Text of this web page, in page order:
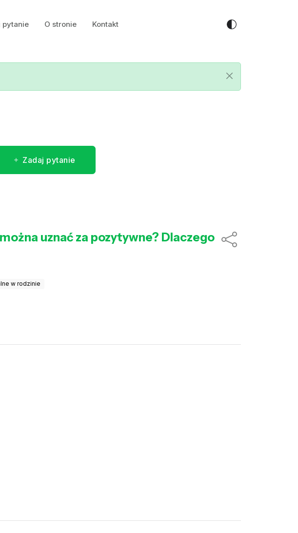
pytanie O stronie Kontakt
Zadaj pytanie
uznać za pozytywne? Dlaczego
w rodzinie